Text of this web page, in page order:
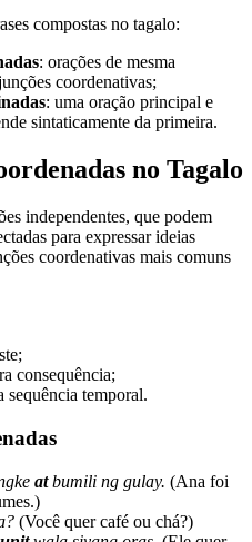
compostas no tagalo:
: orações de mesma
coordenativas;
: uma oração principal e
sintaticamente da primeira.
no Tagalo
independentes, que podem
para expressar ideias
coordenativas mais comuns
consequência;
sequência temporal.
atbumili ng gulay. (Ana foi
(Você quer café ou chá?)